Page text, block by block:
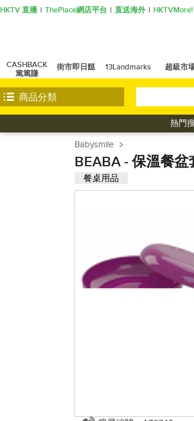
HKTV 直播 ThePlace網店平台 直送海外
CASHBACK
篤篤賺
街市即日餸 13Landmarks 超級市
商品分類
熱門
Babysmile
BEABA - 保溫餐
餐桌用品